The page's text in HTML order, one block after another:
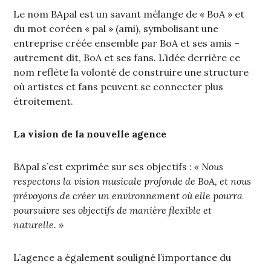
Le nom BApal est un savant mélange de « BoA » et
du mot coréen « pal » (ami), symbolisant une
entreprise créée ensemble par BoA et ses amis –
autrement dit, BoA et ses fans. L’idée derrière ce
nom reflète la volonté de construire une structure
où artistes et fans peuvent se connecter plus
étroitement.
La vision de la nouvelle agence
BApal s’est exprimée sur ses objectifs :« Nous
respectons la vision musicale profonde de BoA, et nous
prévoyons de créer un environnement où elle pourra
poursuivre ses objectifs de manière flexible et
naturelle. »
L’agence a également souligné l’importance du